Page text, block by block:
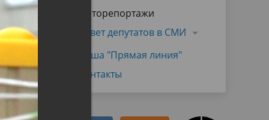
Муниципальная служба
имущественного характера
Информационные материалы
Фоторепортажи
Совет депутатов в СМИ
Наша "Прямая линия"
Контакты